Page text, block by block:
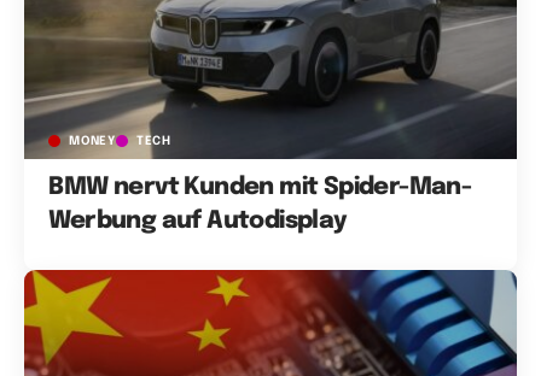
MONEY TECH
BMW nervt Kunden mit Spider-Man-
Werbung auf Autodisplay